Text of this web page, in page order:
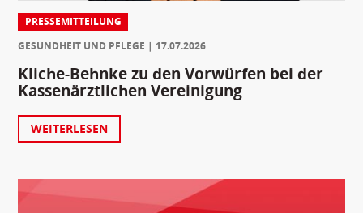
PRESSEMITTEILUNG
GESUNDHEIT UND PFLEGE
17.07.2026
Kliche-Behnke zu den Vorwürfen bei der
Kassenärztlichen Vereinigung
WEITERLESEN